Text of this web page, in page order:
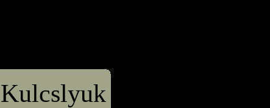
Kulcslyuk